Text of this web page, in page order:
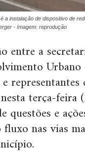
a instalação de dispositivo de
- Imagem: reprodução
entre a
terça-
questões e
nas vias